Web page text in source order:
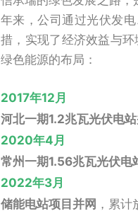
年来，公司通过光伏发
措，实现了经济效益与
绿色能源的布局：
2017年12月
河北一期1.2兆瓦光伏电
2020年4月
常州一期1.56兆瓦光伏电
2022年3月
储能电站项目并网 ，累计